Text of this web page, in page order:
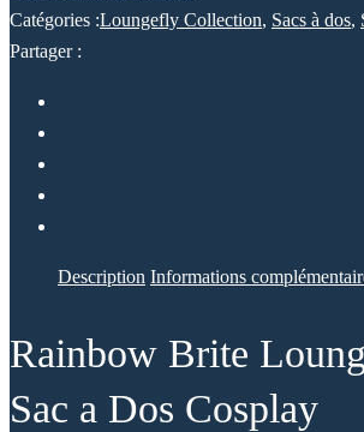
Catégories :Loungefly Collection, Sacs à dos,
Partager :
Description Informations
Rainbow Brite
Sac a Dos Cosplay